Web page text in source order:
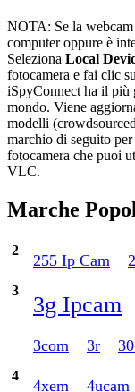
NOTA: Se la
computer oppure è
Seleziona Local
fotocamera e fai clic
iSpyConnect ha il più
mondo. Viene
modelli
marchio di seguito
fotocamera che puoi
VLC.
Marche
2
255 Ip Cam
3
3g Ipcam
3com 3r
4
4xem 4ucam